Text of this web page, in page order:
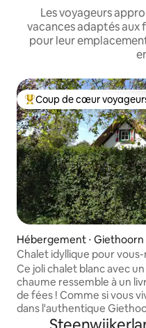
Les voyageurs
vacances adaptés aux
pour leur
Coups de cœur voyageurs
Coup de cœur
Hébergement ⋅ Giethoorn
Chalet idyllique pour
Giethoorn
Ce joli chalet blanc avec
chaume ressemble à un
de fées ! Comme si vous
dans l'authentique
Les bateaux peuvent être